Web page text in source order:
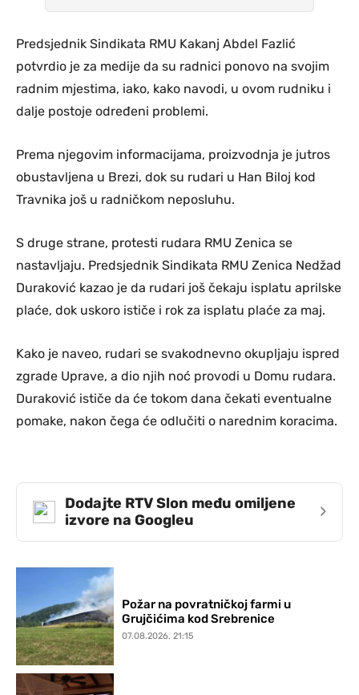
Predsjednik Sindikata RMU Kakanj Abdel Fazlić
potvrdio je za medije da su radnici ponovo na svojim
radnim mjestima, iako, kako navodi, u ovom rudniku i
dalje postoje određeni problemi.
Prema njegovim informacijama, proizvodnja je jutros
obustavljena u Brezi, dok su rudari u Han Biloj kod
Travnika još u radničkom neposluhu.
S druge strane, protesti rudara RMU Zenica se
nastavljaju. Predsjednik Sindikata RMU Zenica Nedžad
Duraković kazao je da rudari još čekaju isplatu aprilske
plaće, dok uskoro ističe i rok za isplatu plaće za maj.
Kako je naveo, rudari se svakodnevno okupljaju ispred
zgrade Uprave, a dio njih noć provodi u Domu rudara.
Duraković ističe da će tokom dana čekati eventualne
pomake, nakon čega će odlučiti o narednim koracima.
Dodajte RTV Slon među omiljene
izvore na Googleu
›
Požar na povratničkoj farmi u
Grujčićima kod Srebrenice
07.08.2026. 21:15